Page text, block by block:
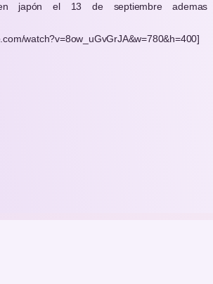
japón el 13 de septiembre ademas
watch?v=8ow_uGvGrJA&w=780&h=400]